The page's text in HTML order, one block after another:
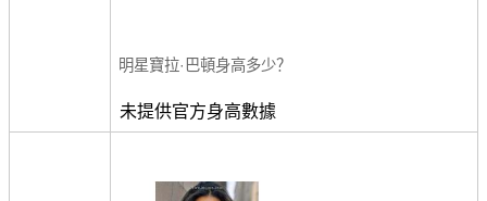
明星寶拉·巴頓身高多少？
未提供官方身高數據